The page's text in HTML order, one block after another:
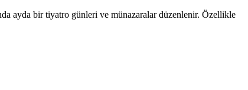
ayda bir tiyatro günleri ve münazaralar düzenlenir. Özellikle